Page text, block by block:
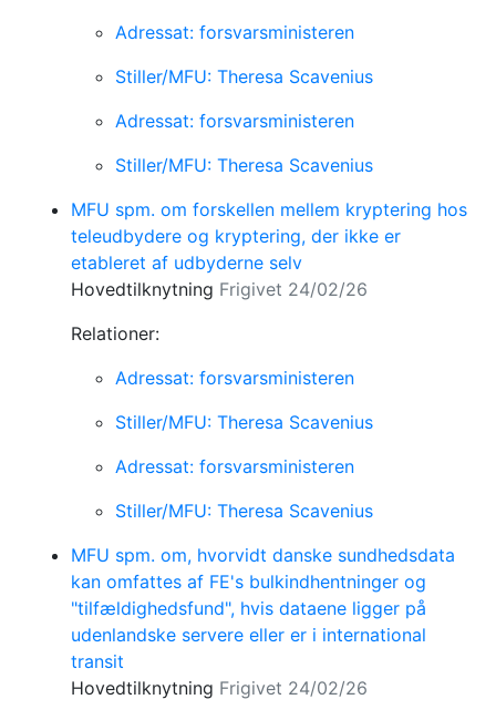
Adressat: forsvarsministeren
Stiller/MFU: Theresa Scavenius
Adressat: forsvarsministeren
Stiller/MFU: Theresa Scavenius
MFU spm. om forskellen mellem kryptering hos
teleudbydere og kryptering, der ikke er
etableret af udbyderne selv
Hovedtilknytning Frigivet 24/02/26
Relationer:
Adressat: forsvarsministeren
Stiller/MFU: Theresa Scavenius
Adressat: forsvarsministeren
Stiller/MFU: Theresa Scavenius
MFU spm. om, hvorvidt danske sundhedsdata
kan omfattes af FE's bulkindhentninger og
"tilfældighedsfund", hvis dataene ligger på
udenlandske servere eller er i international
transit
Hovedtilknytning Frigivet 24/02/26